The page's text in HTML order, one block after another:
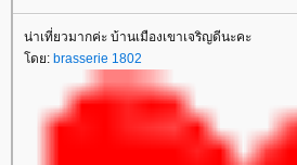
น่าเที่ยวมากค่ะ บ้านเมืองเขาเจริญดีนะคะ
ดย: brasserie 1802